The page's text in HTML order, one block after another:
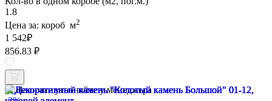
1.8
Цена за: короб м2
1 542₽
856.83 ₽
Наличие уточняйте у менеджера